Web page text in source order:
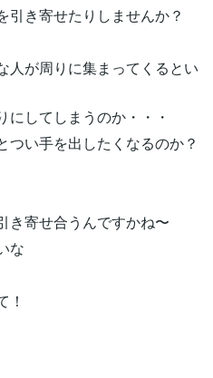
引き寄せたりしませんか？
人が周りに集まってくるとい
にしてしまうのか・・・
つい手を出したくなるのか？
き寄せ合うんですかね〜
な
！